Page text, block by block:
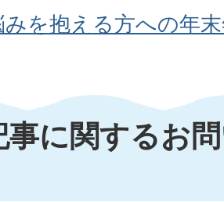
を抱える方への年
事に関するお